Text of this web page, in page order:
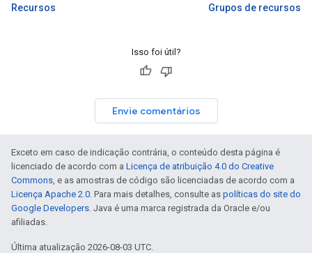
Recursos
Grupos de recursos
Isso foi útil?
Envie comentários
Exceto em caso de indicação contrária, o conteúdo desta página é
licenciado de acordo com a Licença de atribuição 4.0 do Creative
Commons, e as amostras de código são licenciadas de acordo com a
Licença Apache 2.0. Para mais detalhes, consulte as políticas do site do
Google Developers. Java é uma marca registrada da Oracle e/ou
afiliadas.
Última atualização 2026-08-03 UTC.